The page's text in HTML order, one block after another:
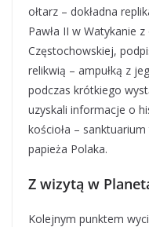
ołtarz – dokładna
Pawła II w Watykanie
Częstochowskiej,
relikwią – ampułką z
podczas krótkiego
uzyskali informacje o
kościoła –
papieża Polaka.
Z wizytą w
Kolejnym punktem